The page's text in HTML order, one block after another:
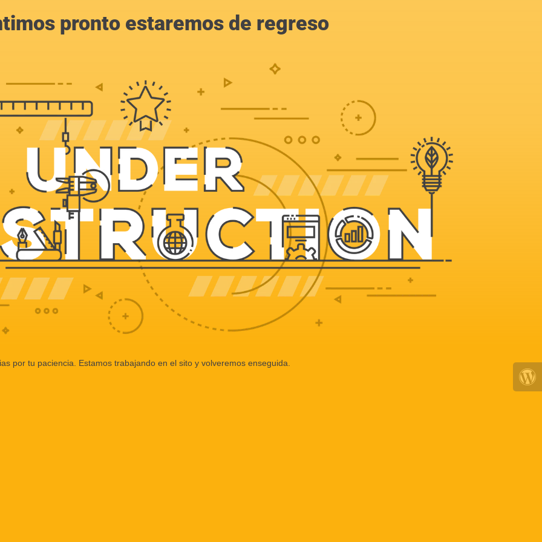
pronto estaremos de regreso
por tu paciencia. Estamos trabajando en el sito y volveremos enseguida.